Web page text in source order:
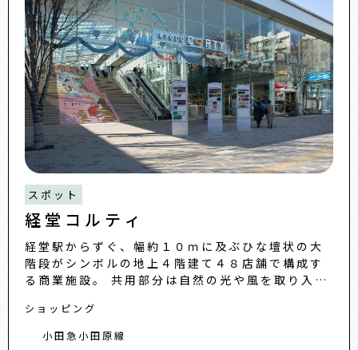
スポット
経堂コルティ
経堂駅からずぐ、幅約１０ｍに及ぶひな壇状の大
階段がシンボルの地上４階建て４８店舗で構成す
る商業施設。 共用部分は自然の光や風を取り入れ
の低減に努めるほか、
ショッピング
小田急小田原線